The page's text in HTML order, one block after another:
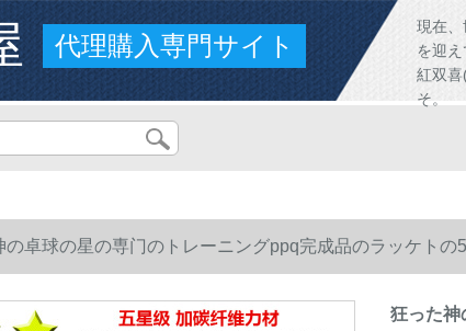
代理購入専門サイト
現在
を迎
紅双
そ。
の卓球の星の専门のトレーニングppq完成品のラッケト
す。
狂った神